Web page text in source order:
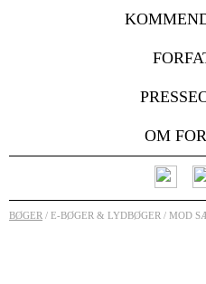
OM
BØGER / E-BØGER & LYDBØGER / MOD